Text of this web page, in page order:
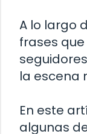
A lo largo
frases
la escena
En este
algunas